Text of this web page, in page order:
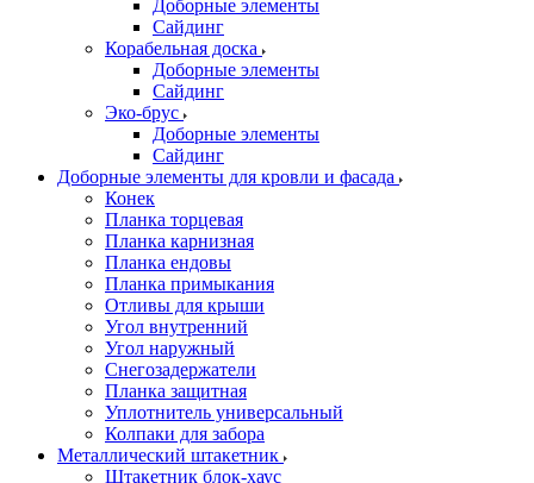
Доборные элементы
Сайдинг
Корабельная доска
Доборные элементы
Сайдинг
Эко-брус
Доборные элементы
Сайдинг
Доборные элементы для кровли и фасада
Конек
Планка торцевая
Планка карнизная
Планка ендовы
Планка примыкания
Отливы для крыши
Угол внутренний
Угол наружный
Снегозадержатели
Планка защитная
Уплотнитель универсальный
Колпаки для забора
Металлический штакетник
Штакетник блок-хаус